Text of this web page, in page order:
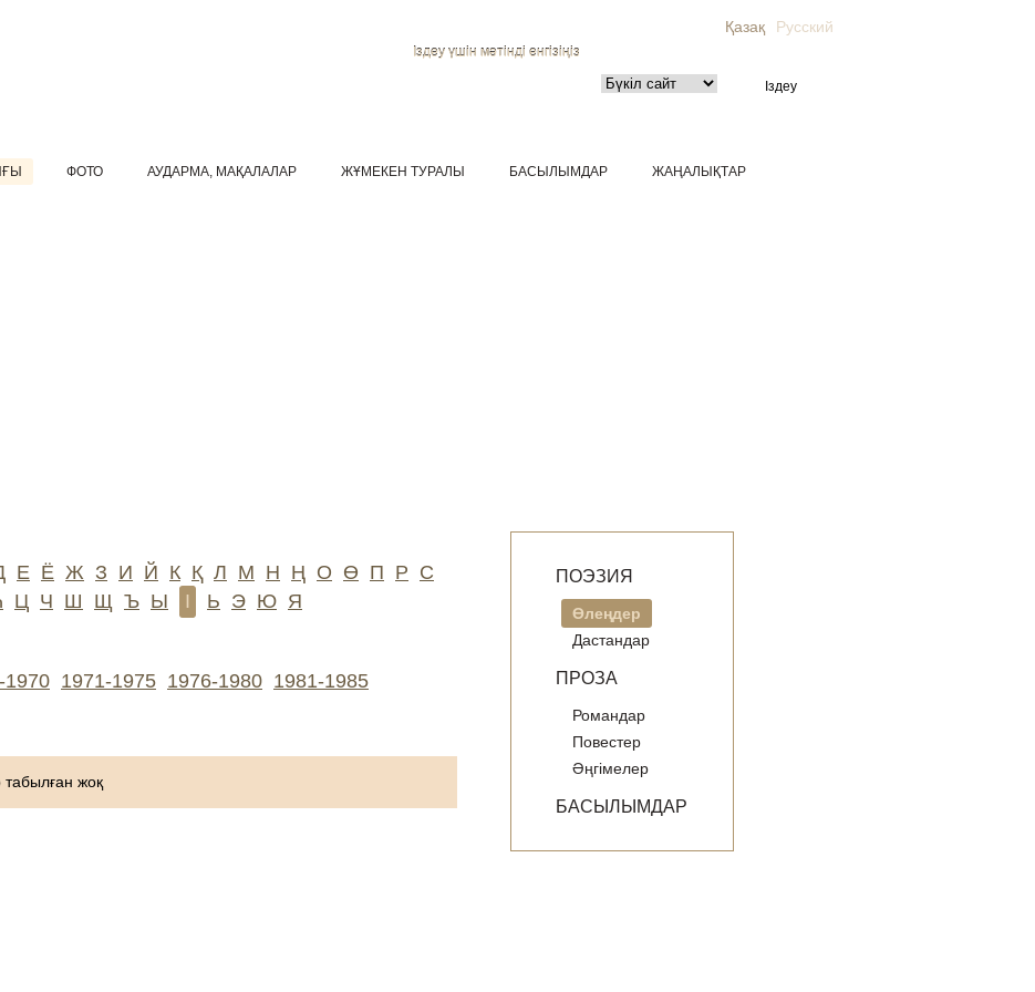
Қазақ Русский
Іздеу үшін мәтінді енгізіңіз
ФОТО АУДАРМА, МАҚАЛАЛАР ЖҰМЕКЕН ТУРАЛЫ БАСЫЛЫМДАР ЖАҢАЛЫҚТАР
ПОЭЗИЯ
Өлеңдер
Дастандар
ПРОЗА
Романдар
Повестер
Әңгімелер
БАСЫЛЫМДАР
Е Ё Ж З И Й К Қ Л М Н Ң О Ө П Р С
Ц Ч Ш Щ Ъ Ы І Ь Э Ю Я
1970 1971-1975 1976-1980 1981-1985
жоқ